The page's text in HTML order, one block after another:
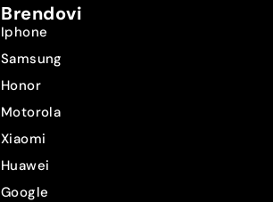
Brendovi
Iphone
Samsung
Honor
Motorola
Xiaomi
Huawei
Google